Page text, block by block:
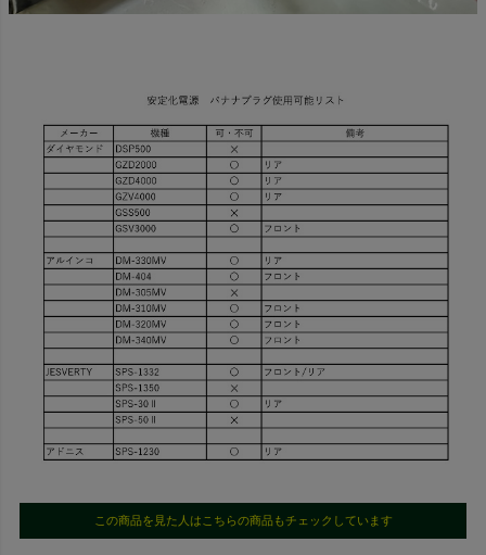
この商品を見た人はこちらの商品もチェックしています